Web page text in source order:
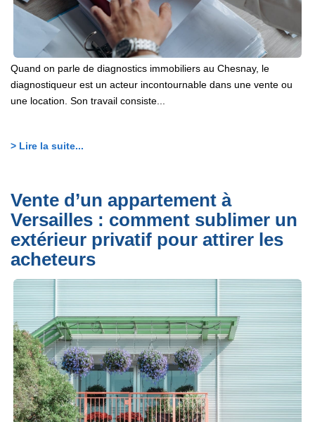
Quand on parle de diagnostics immobiliers au Chesnay, le
diagnostiqueur est un acteur incontournable dans une vente ou
une location. Son travail consiste...
> Lire la suite...
Vente d’un appartement à
Versailles : comment sublimer un
extérieur privatif pour attirer les
acheteurs